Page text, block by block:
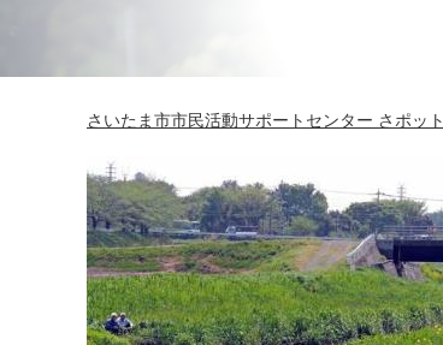
さいたま市市民活動サポートセンター さポット